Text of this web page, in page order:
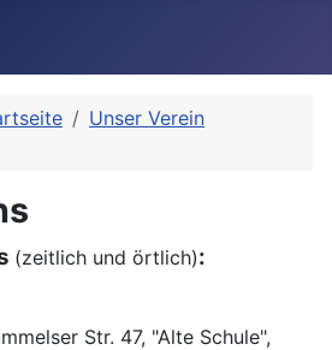
Unser Verein
(zeitlich und örtlich):
Str. 47, "Alte Schule",